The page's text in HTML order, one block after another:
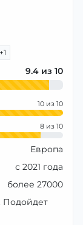
+1
9.4
10
8
Европа
с 2021 года
более 27000
Подойдет